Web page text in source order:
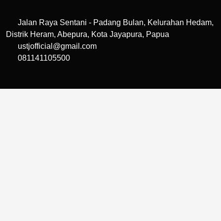
Jalan Raya Sentani - Padang Bulan, Kelurahan Hedam,
Distrik Heram, Abepura, Kota Jayapura, Papua
ustjofficial@gmail.com
081141105500